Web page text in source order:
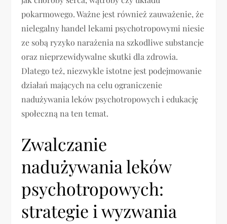
pokarmowego. Ważne jest również zauważenie, że
nielegalny handel lekami psychotropowymi niesie
ze sobą ryzyko narażenia na szkodliwe substancje
oraz nieprzewidywalne skutki dla zdrowia.
Dlatego też, niezwykle istotne jest podejmowanie
działań mających na celu ograniczenie
nadużywania leków psychotropowych i edukację
społeczną na ten temat.
Zwalczanie
nadużywania leków
psychotropowych:
strategie i wyzwania